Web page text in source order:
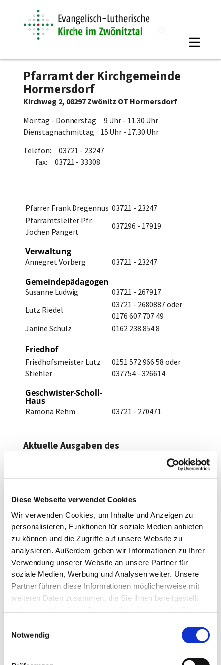
Diese Webseite verwendet Cookies
Wir verwenden Cookies, um Inhalte und Anzeigen zu
personalisieren, Funktionen für soziale Medien anbieten
zu können und die Zugriffe auf unsere Website zu
analysieren. Außerdem geben wir Informationen zu Ihrer
Verwendung unserer Website an unsere Partner für
soziale Medien, Werbung und Analysen weiter. Unsere
Partner führen diese Informationen möglicherweise mit
weiteren Daten zusammen, die Sie ihnen bereitgestellt
Notwendig
Pfarramt der Kirchgemeinde
Hormersdorf
Kirchweg 2, 08297 Zwönitz OT Hormersdorf
Montag - Donnerstag 9 Uhr - 11.30 Uhr
Dienstagnachmittag 15 Uhr - 17.30 Uhr
Telefon: 03721 - 23247
Fax: 03721 - 33308
Pfarrer Frank Dregennus 03721 - 23247
Pfarramtsleiter Pfr.
Jochen Pangert
037296 - 17919
Verwaltung
Annegret Vorberg 03721 - 23247
Gemeindepädagogen
Susanne Ludwig
03721 - 267917
Lutz Riedel
03721 - 2680887 oder
0176 607 707 49
Janine Schulz
0162 238 854 8
Friedhof
Friedhofsmeister Lutz
Stiehler
0151 572 966 58 oder
037754 - 326614
Geschwister-Scholl-
Haus
Ramona Rehm 03721 - 270471
Aktuelle Ausgaben des
Ausgabe 34021/2025-015
Ihre Anliegen, Fragen und Hinweise
richten sie schriftlich bitte an
Ev.-Luth. Kirchgemeinde Hormersdorf
Kirchweg 2
08297 Zwönitz OT Hormersdorf
mail: kg.hormersdorf@evlks.de
Bankverbindung für Kirchgeld